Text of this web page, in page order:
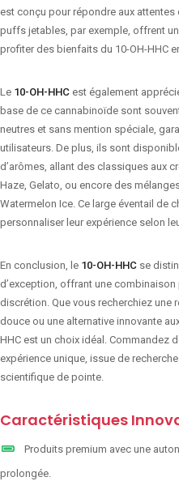
est conçu pour répondre aux
puffs jetables, par exemple, offrent
profiter des bienfaits du 10-OH-HHC
Le 10-OH-HHC est également
base de ce cannabinoïde sont
neutres et sans mention spéciale,
utilisateurs. De plus, ils sont
d’arômes, allant des classiques aux
Haze, Gelato, ou encore des
Watermelon Ice. Ce large éventail de
personnaliser leur expérience selon
En conclusion, le 10-OH-HHC se
d’exception, offrant une
discrétion. Que vous recherchiez
douce ou une alternative innovante
HHC est un choix idéal. Commandez
expérience unique, issue de
scientifique de pointe.
Caractéristiques
Produits premium avec une
prolongée.